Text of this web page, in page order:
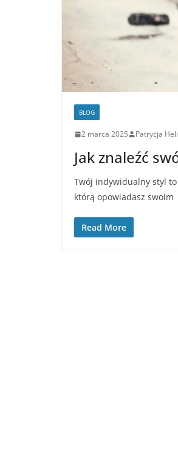
BLOG
2 marca 2025 Patrycja
Jak znaleźć
Twój indywidualny styl
którą opowiadasz swoim
Read More